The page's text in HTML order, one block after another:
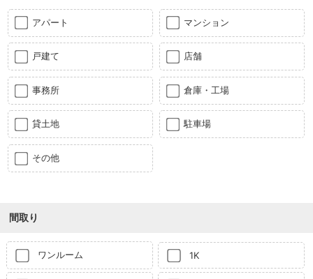
アパート マンション
戸建て 店舗
事務所 倉庫・工場
貸土地 駐車場
その他
間取り
ワンルーム 1K